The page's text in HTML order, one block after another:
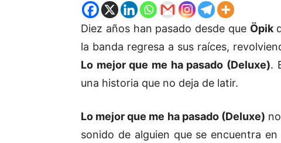
Diez años han pasado desde que Öpik
la banda regresa a sus raíces,
Lo mejor que me ha pasado (Deluxe).
una historia que no deja de latir.
Lo mejor que me ha pasado (Deluxe)
sonido de alguien que se encuentra